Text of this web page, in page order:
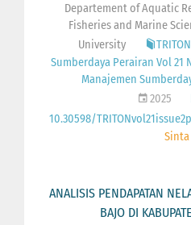
Departement of Aquatic
Fisheries and Marine
University
Sumberdaya Perairan Vol 21
Manajemen
2025
10.30598/
Sinta
ANALISIS PENDAPATAN
BAJO DI